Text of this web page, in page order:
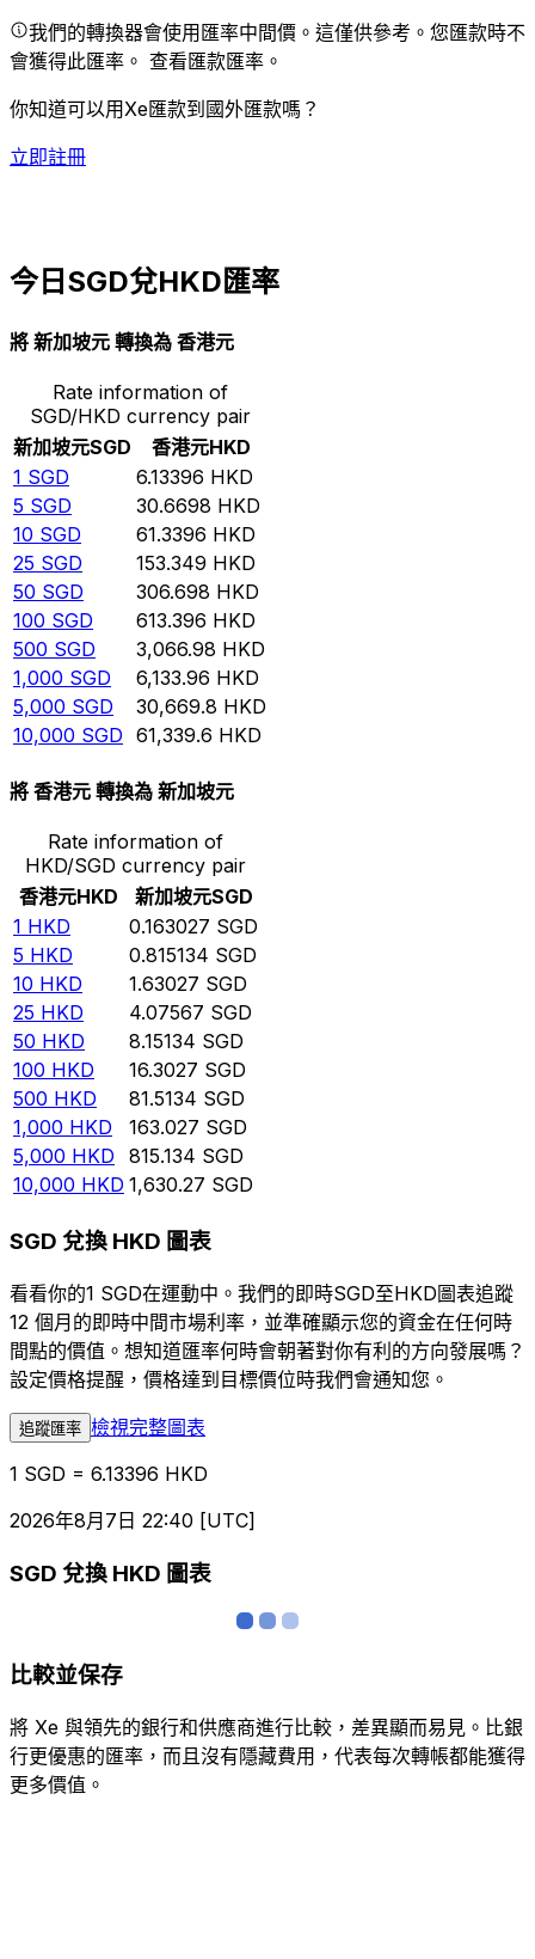
我們的轉換器會使用匯率中間價。這僅供參考。您匯款時不
會獲得此匯率。 查看匯款匯率。
你知道可以用Xe匯款到國外匯款嗎？
立即註冊
今日SGD兌HKD匯率
將 新加坡元 轉換為 香港元
Rate information of
SGD/HKD currency pair
新加坡元SGD 香港元HKD
1 SGD 6.13396 HKD
5 SGD 30.6698 HKD
10 SGD 61.3396 HKD
25 SGD 153.349 HKD
50 SGD 306.698 HKD
100 SGD 613.396 HKD
500 SGD 3,066.98 HKD
1,000 SGD 6,133.96 HKD
5,000 SGD 30,669.8 HKD
10,000 SGD 61,339.6 HKD
將 香港元 轉換為 新加坡元
Rate information of
HKD/SGD currency pair
香港元HKD 新加坡元SGD
1 HKD 0.163027 SGD
5 HKD 0.815134 SGD
10 HKD 1.63027 SGD
25 HKD 4.07567 SGD
50 HKD 8.15134 SGD
100 HKD 16.3027 SGD
500 HKD 81.5134 SGD
1,000 HKD 163.027 SGD
5,000 HKD 815.134 SGD
10,000 HKD 1,630.27 SGD
SGD 兌換 HKD 圖表
看看你的1 SGD在運動中。我們的即時SGD至HKD圖表追蹤
12 個月的即時中間市場利率，並準確顯示您的資金在任何時
間點的價值。想知道匯率何時會朝著對你有利的方向發展嗎？
設定價格提醒，價格達到目標價位時我們會通知您。
追蹤匯率 檢視完整圖表
1 SGD = 6.13396 HKD
2026年8月7日 22:40 [UTC]
SGD 兌換 HKD 圖表
比較並保存
將 Xe 與領先的銀行和供應商進行比較，差異顯而易見。比銀
行更優惠的匯率，而且沒有隱藏費用，代表每次轉帳都能獲得
更多價值。